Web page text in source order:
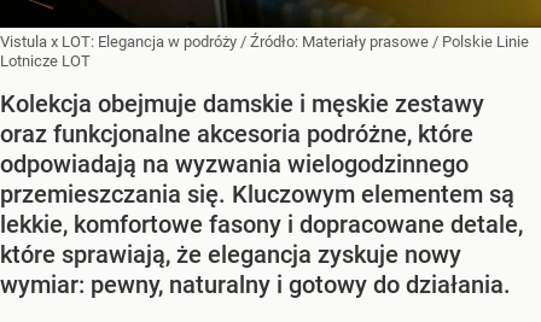
Vistula x LOT: Elegancja w podróży / Źródło: Materiały prasowe / Polskie Linie
Lotnicze LOT
Kolekcja obejmuje damskie i męskie zestawy
oraz funkcjonalne akcesoria podróżne, które
odpowiadają na wyzwania wielogodzinnego
przemieszczania się. Kluczowym elementem są
lekkie, komfortowe fasony i dopracowane detale,
które sprawiają, że elegancja zyskuje nowy
wymiar: pewny, naturalny i gotowy do działania.